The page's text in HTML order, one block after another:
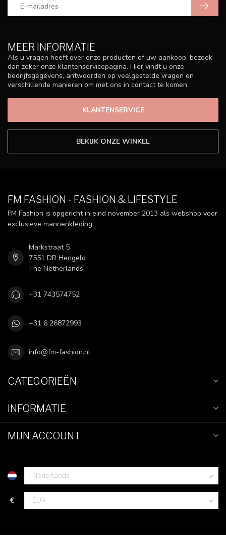
MEER INFORMATIE
Als u vragen heeft over onze producten of uw aankoop, bezoek
dan zeker onze klantenservicepagina. Hier vindt u onze
bedrijfsgegevens, antwoorden op veelgestelde vragen en
verschillende manieren om met ons in contact te komen.
KLANTENSERVICE
BEKIJK ONZE WINKEL
FM FASHION - FASHION & LIFESTYLE
FM Fashion is opgericht in eind november 2013 als webshop voor
exclusieve mannenkleding.
Markstraat 5
7551 DR Hengelo
The Netherlands
+31 743574752
+31 6 26872993
info@fm-fashion.nl
CATEGORIEËN
INFORMATIE
MIJN ACCOUNT
€